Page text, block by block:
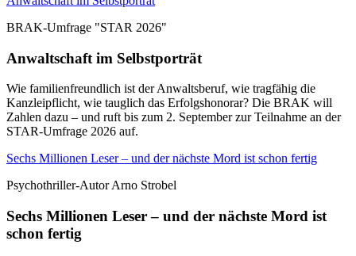
BRAK-Umfrage "STAR 2026"
Anwaltschaft im Selbstporträt
Wie familienfreundlich ist der Anwaltsberuf, wie tragfähig die
Kanzleipflicht, wie tauglich das Erfolgshonorar? Die BRAK will
Zahlen dazu – und ruft bis zum 2. September zur Teilnahme an der
STAR-Umfrage 2026 auf.
Sechs Millionen Leser – und der nächste Mord ist schon fertig
Psychothriller-Autor Arno Strobel
Sechs Millionen Leser – und der nächste Mord ist
schon fertig